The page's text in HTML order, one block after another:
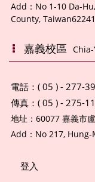
Add： No 1-10 Da-
County,
嘉義校區
電話：( 05 ) - 277-
傳真：( 05 ) - 275-
地址： 60077 嘉義市
Add： No 217, Hung-
登入